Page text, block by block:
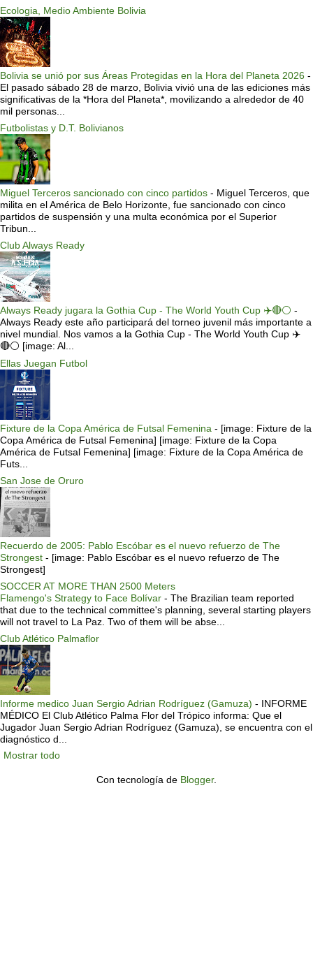
Ecologia, Medio Ambiente Bolivia
Bolivia se unió por sus Áreas Protegidas en la Hora del Planeta 2026 -
El pasado sábado 28 de marzo, Bolivia vivió una de las ediciones más
significativas de la *Hora del Planeta*, movilizando a alrededor de 40
mil personas...
Futbolistas y D.T. Bolivianos
Miguel Terceros sancionado con cinco partidos - Miguel Terceros, que
milita en el América de Belo Horizonte, fue sancionado con cinco
partidos de suspensión y una multa económica por el Superior
Tribun...
Club Always Ready
Always Ready jugara la Gothia Cup - The World Youth Cup ✈️🔴⚪️ -
Always Ready este año participará del torneo juvenil más importante a
nivel mundial. Nos vamos a la Gothia Cup - The World Youth Cup ✈️
🔴⚪️ [image: Al...
Ellas Juegan Futbol
Fixture de la Copa América de Futsal Femenina - [image: Fixture de la
Copa América de Futsal Femenina] [image: Fixture de la Copa
América de Futsal Femenina] [image: Fixture de la Copa América de
Futs...
San Jose de Oruro
Recuerdo de 2005: Pablo Escóbar es el nuevo refuerzo de The
Strongest - [image: Pablo Escóbar es el nuevo refuerzo de The
Strongest]
SOCCER AT MORE THAN 2500 Meters
Flamengo's Strategy to Face Bolívar - The Brazilian team reported
that due to the technical committee's planning, several starting players
will not travel to La Paz. Two of them will be abse...
Club Atlético Palmaflor
Informe medico Juan Sergio Adrian Rodríguez (Gamuza) - INFORME
MÉDICO El Club Atlético Palma Flor del Trópico informa: Que el
Jugador Juan Sergio Adrian Rodríguez (Gamuza), se encuentra con el
diagnóstico d...
Mostrar todo
Con tecnología de Blogger.